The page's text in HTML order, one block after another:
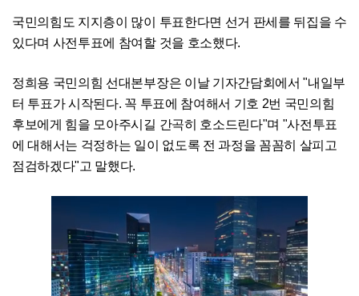
국민의힘도 지지층이 많이 투표한다면 선거 판세를 뒤집을 수
있다며 사전투표에 참여할 것을 호소했다.
정희용 국민의힘 선대본부장은 이날 기자간담회에서 "내일부
터 투표가 시작된다. 꼭 투표에 참여해서 기호 2번 국민의힘
후보에게 힘을 모아주시길 간곡히 호소드린다"며 "사전투표
에 대해서는 걱정하는 일이 없도록 전 과정을 꼼꼼히 살피고
점검하겠다"고 말했다.